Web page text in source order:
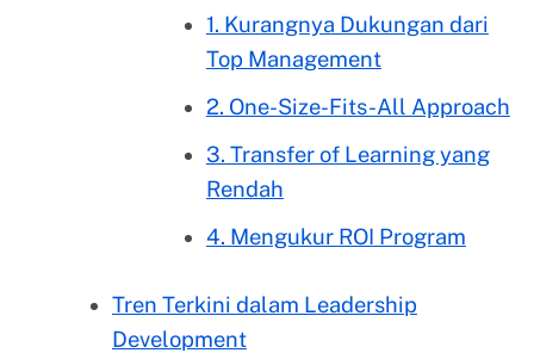
1. Kurangnya Dukungan dari
Top Management
2. One-Size-Fits-All Approach
3. Transfer of Learning yang
Rendah
4. Mengukur ROI Program
Tren Terkini dalam Leadership
Development